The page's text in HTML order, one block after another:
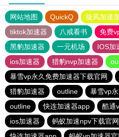
网站地图 QuickQ 旋风加速
tiktok加速器
八戒看书
免费
黑豹加速器
一元机场 IOS加
ios加速器
猎豹nvp加速器
暴雪vp永久免费加速器下载官网
猎豹加速器
outline
暴雪vp
outline
快连加速器app 酷通
ios加速器
蚂蚁加速npv下载官